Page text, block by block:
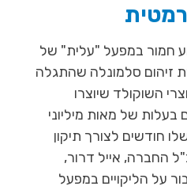
אירוע חמור במפעל "עלית" של
זיהום סלמונלה שהתגלה
השוקולד שיוצרו
בעלות של מאות מיליוני
חודשים לצורך תיקון
החברה, אייל דרור,
על הליקויים במפעל